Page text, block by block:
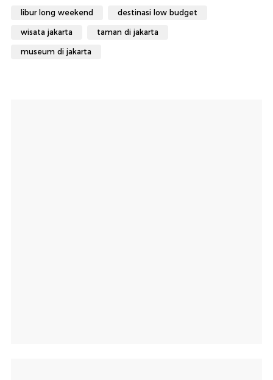
libur long weekend destinasi low budget
wisata jakarta taman di jakarta
museum di jakarta